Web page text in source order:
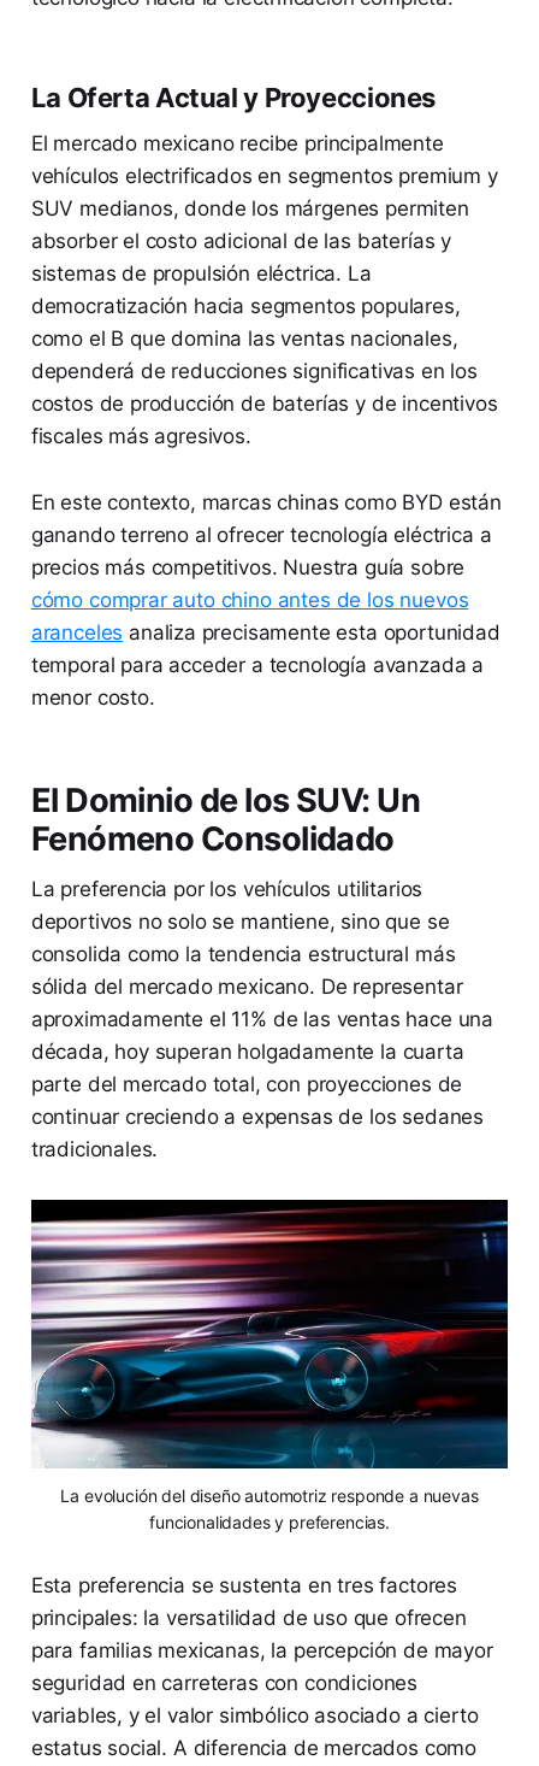
La Oferta Actual y Proyecciones
El mercado mexicano recibe principalmente
vehículos electrificados en segmentos premium y
SUV medianos, donde los márgenes permiten
absorber el costo adicional de las baterías y
sistemas de propulsión eléctrica. La
democratización hacia segmentos populares,
como el B que domina las ventas nacionales,
dependerá de reducciones significativas en los
costos de producción de baterías y de incentivos
fiscales más agresivos.
En este contexto, marcas chinas como BYD están
ganando terreno al ofrecer tecnología eléctrica a
precios más competitivos. Nuestra guía sobre
cómo comprar auto chino antes de los nuevos
aranceles analiza precisamente esta oportunidad
temporal para acceder a tecnología avanzada a
menor costo.
El Dominio de los SUV: Un
Fenómeno Consolidado
La preferencia por los vehículos utilitarios
deportivos no solo se mantiene, sino que se
consolida como la tendencia estructural más
sólida del mercado mexicano. De representar
aproximadamente el 11% de las ventas hace una
década, hoy superan holgadamente la cuarta
parte del mercado total, con proyecciones de
continuar creciendo a expensas de los sedanes
tradicionales.
La evolución del diseño automotriz responde a nuevas
funcionalidades y preferencias.
Esta preferencia se sustenta en tres factores
principales: la versatilidad de uso que ofrecen
para familias mexicanas, la percepción de mayor
seguridad en carreteras con condiciones
variables, y el valor simbólico asociado a cierto
estatus social. A diferencia de mercados como